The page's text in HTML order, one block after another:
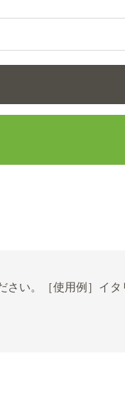
い。［使用例］イタ